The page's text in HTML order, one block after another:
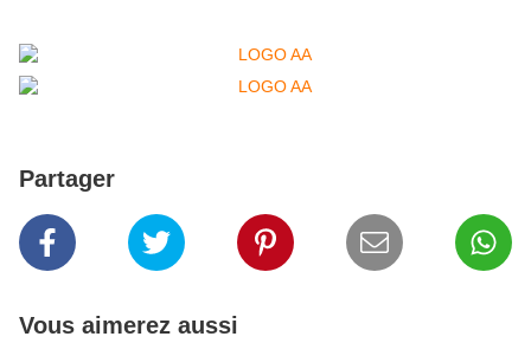
Partager
Vous aimerez aussi